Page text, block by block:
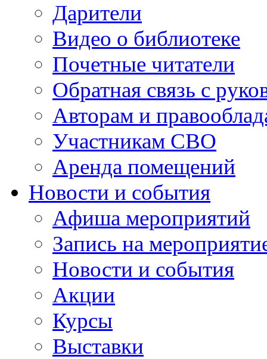
Дарители
Видео о библиотеке
Почетные читатели
Обратная связь с
Авторам и
Участникам СВО
Аренда помещений
Новости и события
Афиша мероприятий
Запись на
Новости и события
Акции
Курсы
Выставки